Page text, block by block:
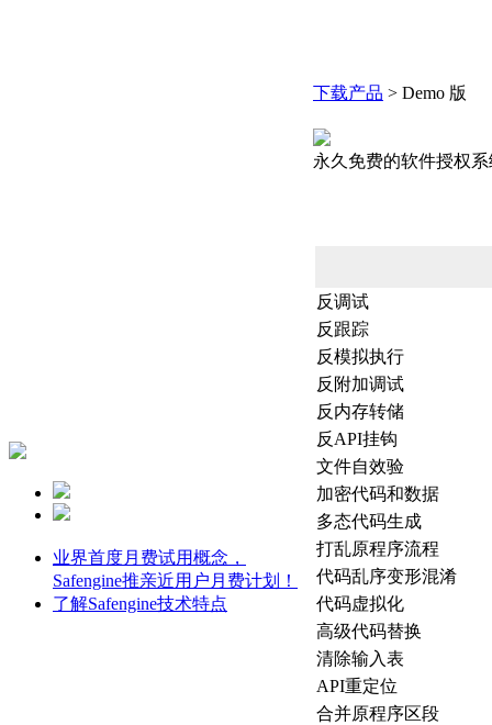
业界首度月费试用概念，
Safengine推亲近用户月费计划！
了解Safengine技术特点
下载产品 > Demo 版
永久免费的软件授权系
反调试
反跟踪
反模拟执行
反附加调试
反内存转储
反API挂钩
文件自效验
加密代码和数据
多态代码生成
打乱原程序流程
代码乱序变形混淆
代码虚拟化
高级代码替换
清除输入表
API重定位
合并原程序区段